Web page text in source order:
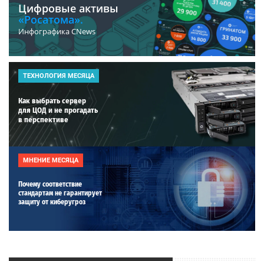
Цифровые активы
«Росатома».
Инфографика CNews
ТЕХНОЛОГИЯ МЕСЯЦА
Как выбрать сервер
для ЦОД и не прогадать
в перспективе
МНЕНИЕ МЕСЯЦА
Почему соответствие
стандартам не гарантирует
защиту от киберугроз